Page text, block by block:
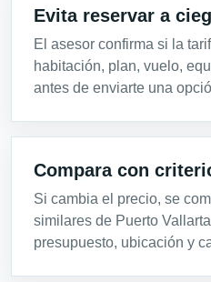
Evita reservar a
El asesor confirma si la
habitación, plan, vuelo,
antes de enviarte una
Compara con
Si cambia el precio, se
similares de Puerto
presupuesto, ubicación y